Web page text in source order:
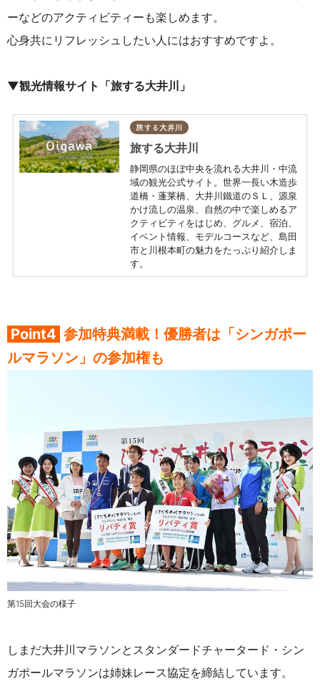
ーなどのアクティビティーも楽しめます。
心身共にリフレッシュしたい人にはおすすめですよ。
▼観光情報サイト「旅する大井川」
旅する大井川
旅する大井川
静岡県のほぼ中央を流れる大井川・中流
域の観光公式サイト。世界一長い木造歩
道橋・蓬莱橋、大井川鐵道のＳＬ、源泉
かけ流しの温泉、自然の中で楽しめるア
クティビティをはじめ、グルメ、宿泊、
イベント情報、モデルコースなど、島田
市と川根本町の魅力をたっぷり紹介しま
す。
Point4 参加特典満載！ 優勝者は「シンガポー
ルマラソン」の参加権も
第15回大会の様子
しまだ大井川マラソンとスタンダードチャータード・シン
ガポールマラソンは姉妹レース協定を締結しています。